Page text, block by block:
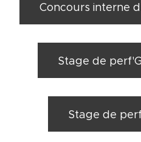
Concours interne
Stage de
Stage de